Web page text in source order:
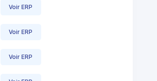
Voir ERP
Voir ERP
Voir ERP